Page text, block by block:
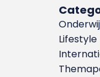
Lifestyle